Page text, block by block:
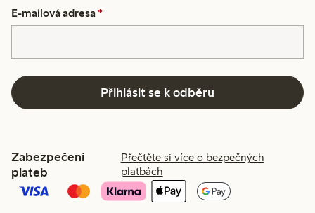
E-mailová adresa *
Přihlásit se k odběru
Zabezpečení
plateb
Přečtěte si více o bezpečných
platbách